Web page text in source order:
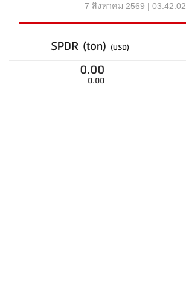
7 สิงหาคม 2569 | 03:42:02
SPDR (ton) (USD)
0.00
0.00